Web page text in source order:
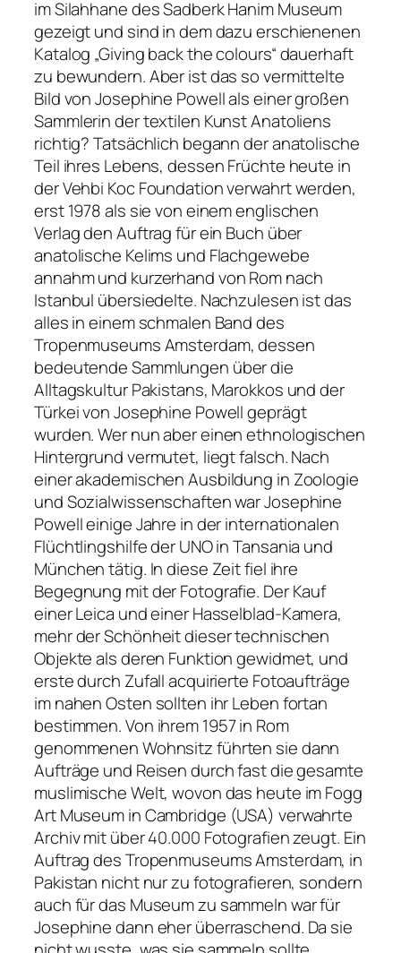
im Silahhane des Sadberk Hanim Museum
gezeigt und sind in dem dazu erschienenen
Katalog „Giving back the colours“ dauerhaft
zu bewundern. Aber ist das so vermittelte
Bild von Josephine Powell als einer großen
Sammlerin der textilen Kunst Anatoliens
richtig? Tatsächlich begann der anatolische
Teil ihres Lebens, dessen Früchte heute in
der Vehbi Koc Foundation verwahrt werden,
erst 1978 als sie von einem englischen
Verlag den Auftrag für ein Buch über
anatolische Kelims und Flachgewebe
annahm und kurzerhand von Rom nach
Istanbul übersiedelte. Nachzulesen ist das
alles in einem schmalen Band des
Tropenmuseums Amsterdam, dessen
bedeutende Sammlungen über die
Alltagskultur Pakistans, Marokkos und der
Türkei von Josephine Powell geprägt
wurden. Wer nun aber einen ethnologischen
Hintergrund vermutet, liegt falsch. Nach
einer akademischen Ausbildung in Zoologie
und Sozialwissenschaften war Josephine
Powell einige Jahre in der internationalen
Flüchtlingshilfe der UNO in Tansania und
München tätig. In diese Zeit fiel ihre
Begegnung mit der Fotografie. Der Kauf
einer Leica und einer Hasselblad-Kamera,
mehr der Schönheit dieser technischen
Objekte als deren Funktion gewidmet, und
erste durch Zufall acquirierte Fotoaufträge
im nahen Osten sollten ihr Leben fortan
bestimmen. Von ihrem 1957 in Rom
genommenen Wohnsitz führten sie dann
Aufträge und Reisen durch fast die gesamte
muslimische Welt, wovon das heute im Fogg
Art Museum in Cambridge (USA) verwahrte
Archiv mit über 40.000 Fotografien zeugt. Ein
Auftrag des Tropenmuseums Amsterdam, in
Pakistan nicht nur zu fotografieren, sondern
auch für das Museum zu sammeln war für
Josephine dann eher überraschend. Da sie